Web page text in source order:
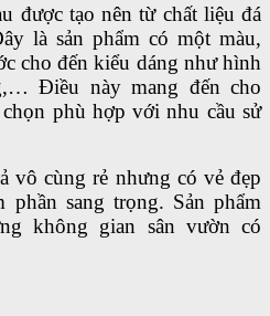
được tạo nên từ chất liệu đá
là sản phẩm có một màu,
cho đến kiểu dáng như hình
Điều này mang đến cho
phù hợp với nhu cầu sử
vô cùng rẻ nhưng có vẻ đẹp
sang trọng. Sản phẩm
không gian sân vườn có